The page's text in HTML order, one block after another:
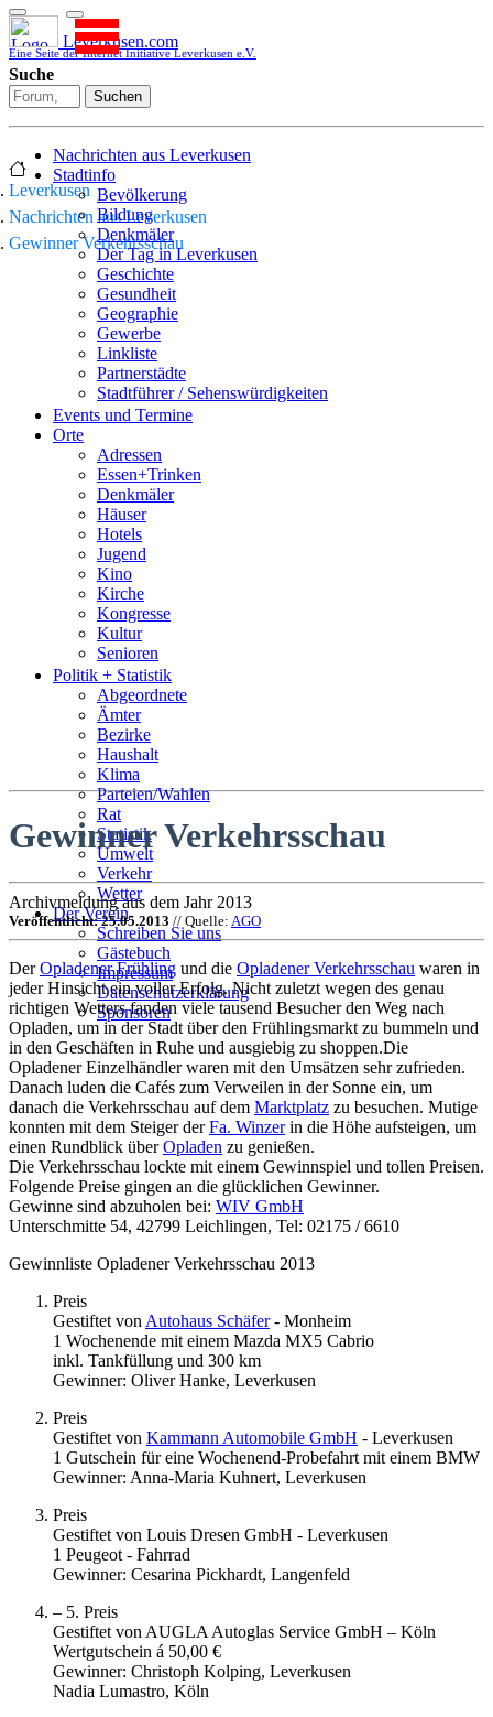
Leverkusen.com
Eine Seite der Internet Initiative Leverkusen e.V.
Suche
Suchen
Nachrichten aus Leverkusen
Stadtinfo
Bevölkerung
Bildung
Denkmäler
Der Tag in Leverkusen
Geschichte
Gesundheit
Geographie
Gewerbe
Linkliste
Partnerstädte
Stadtführer / Sehenswürdigkeiten
Stadtplan
Sport
Who is who
Wohnen
Events und Termine
Orte
Adressen
Essen+Trinken
Denkmäler
Häuser
Hotels
Jugend
Kino
Kirche
Kongresse
Kultur
Senioren
Stadtführer
Straßen
Politik + Statistik
Abgeordnete
Ämter
Bezirke
Haushalt
Klima
Parteien/Wahlen
Rat
Statistik
Umwelt
Verkehr
Wetter
Der Verein
Schreiben Sie uns
Gästebuch
Impressum
Datenschutzerklärung
Sponsoren
Leverkusen
Nachrichten aus Leverkusen
Gewinner Verkehrsschau
Gewinner Verkehrsschau
Archivmeldung aus dem Jahr 2013
Veröffentlicht: 25.05.2013 // Quelle: AGO
DerOpladener Frühling und die Opladener Verkehrsschau waren in
jeder Hinsicht ein voller Erfolg. Nicht zuletzt wegen des genau
richtigen Wetters fanden viele tausend Besucher den Weg nach
Opladen, um in der Stadt über den Frühlingsmarkt zu bummeln und
in den Geschäften in Ruhe und ausgiebig zu shoppen.Die
Opladener Einzelhändler waren mit den Umsätzen sehr zufrieden.
Danach luden die Cafés zum Verweilen in der Sonne ein, um
danach die Verkehrsschau auf dem Marktplatz zu besuchen. Mutige
konnten mit dem Steiger derFa. Winzerin die Höhe aufsteigen, um
einen Rundblick überOpladen zu genießen.
Die Verkehrsschau lockte mit einem Gewinnspiel und tollen Preisen.
Folgende Preise gingen an die glücklichen Gewinner.
Gewinne sind abzuholen bei: WIV GmbH
Unterschmitte 54, 42799 Leichlingen, Tel: 02175 / 6610
Gewinnliste Opladener Verkehrsschau 2013
Preis
Gestiftet von Autohaus Schäfer- Monheim
1 Wochenende mit einem Mazda MX5 Cabrio
inkl. Tankfüllung und 300 km
Gewinner: Oliver Hanke, Leverkusen
Preis
Gestiftet von Kammann Automobile GmbH - Leverkusen
1 Gutschein für eine Wochenend-Probefahrt mit einem BMW
Gewinner: Anna-Maria Kuhnert, Leverkusen
Preis
Gestiftet von Louis Dresen GmbH - Leverkusen
1 Peugeot - Fahrrad
Gewinner: Cesarina Pickhardt, Langenfeld
– 5. Preis
Gestiftet von AUGLA Autoglas Service GmbH – Köln
Wertgutschein á 50,00 €
Gewinner: Christoph Kolping, Leverkusen
Nadia Lumastro, Köln